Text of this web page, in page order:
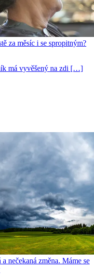
za měsíc i se spropitným?
má vyvěšený na zdi […]
nečekaná změna. Máme se